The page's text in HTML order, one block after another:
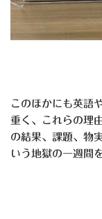
このほかにも英語
重く、これらの理
の結果、課題、物
いう地獄の一週間